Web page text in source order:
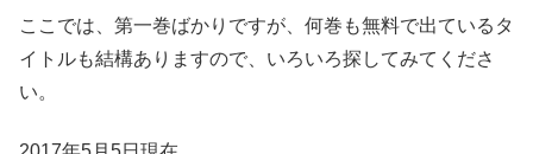
ここでは、第一巻ばかりですが、何巻も無料で出ているタ
イトルも結構ありますので、いろいろ探してみてくださ
い。